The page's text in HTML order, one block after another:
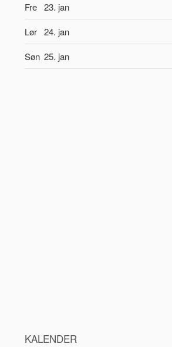
Fre 23. jan
Lør 24. jan
Søn 25. jan
KALENDER